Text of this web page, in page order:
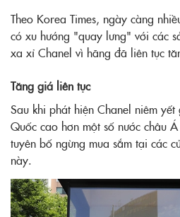
Theo Korea Times, ngày càng
có xu hướng "quay lưng" với các
xa xỉ Chanel vì hãng đã liên tục
Tăng giá liên tục
Sau khi phát hiện Chanel niêm
Quốc cao hơn một số nước châu
tuyên bố ngừng mua sắm tại các
này.